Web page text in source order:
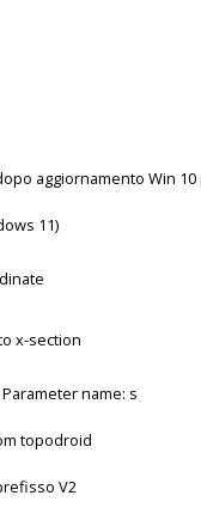
aggiornamento Win 10
11)
x-section
name: s
topodroid
V2